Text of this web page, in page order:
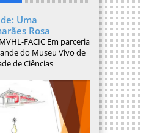
Uma
Rosa
FACIC Em parceria
do Museu Vivo de
de Ciências